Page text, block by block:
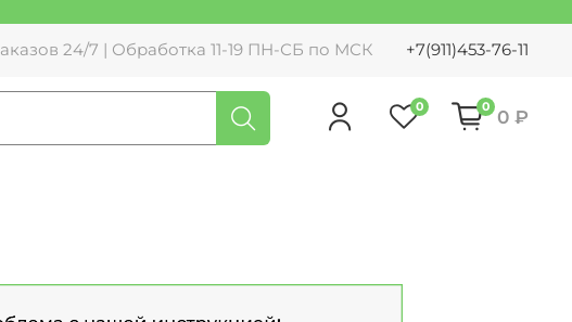
24/7 | Обработка 11-19 ПН-СБ по МСК +7(911)453-76-11
0 0 0 ₽